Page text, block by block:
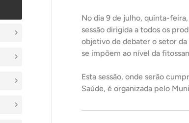
No dia 9 de julho, quinta-
sessão dirigida a todos os
objetivo de debater o setor
se impõem ao nível da
Esta sessão, onde serão
Saúde, é organizada pelo